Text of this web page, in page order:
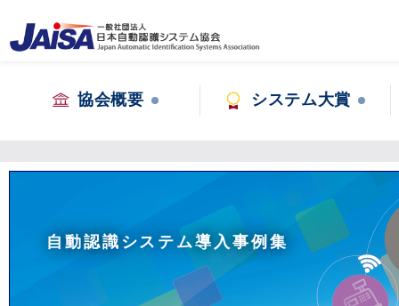
協会概要 システム大賞
自動認識システム導入事例集